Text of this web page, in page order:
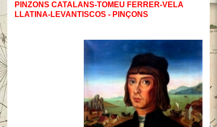
PINZONS CATALANS-TOMEU FERRER-VELA
LLATINA-LEVANTISCOS - PINÇONS